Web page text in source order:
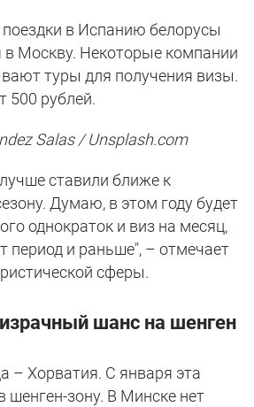
в Испанию белорусы
в Москву. Некоторые компании
туры для получения визы.
500 рублей.
Salas / Unsplash.com
ставили ближе к
Думаю, в этом году будет
однократок и виз на месяц,
период и раньше", – отмечает
сферы.
шанс на шенген
– Хорватия. С января эта
шенген-зону. В Минске нет